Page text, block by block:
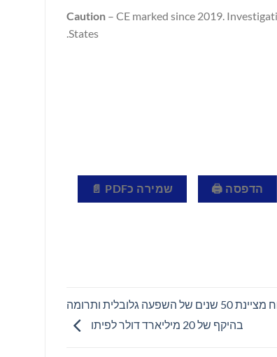
Caution – CE marked since 2019.
States.
הדפסה 🖨 שמירה כPDF 📄
הקרן הסעודית לפיתוח מציינת 50 שנים של השפעה גלובלית ותרומה
בהיקף של 20 מיליארד דולר לפיתו